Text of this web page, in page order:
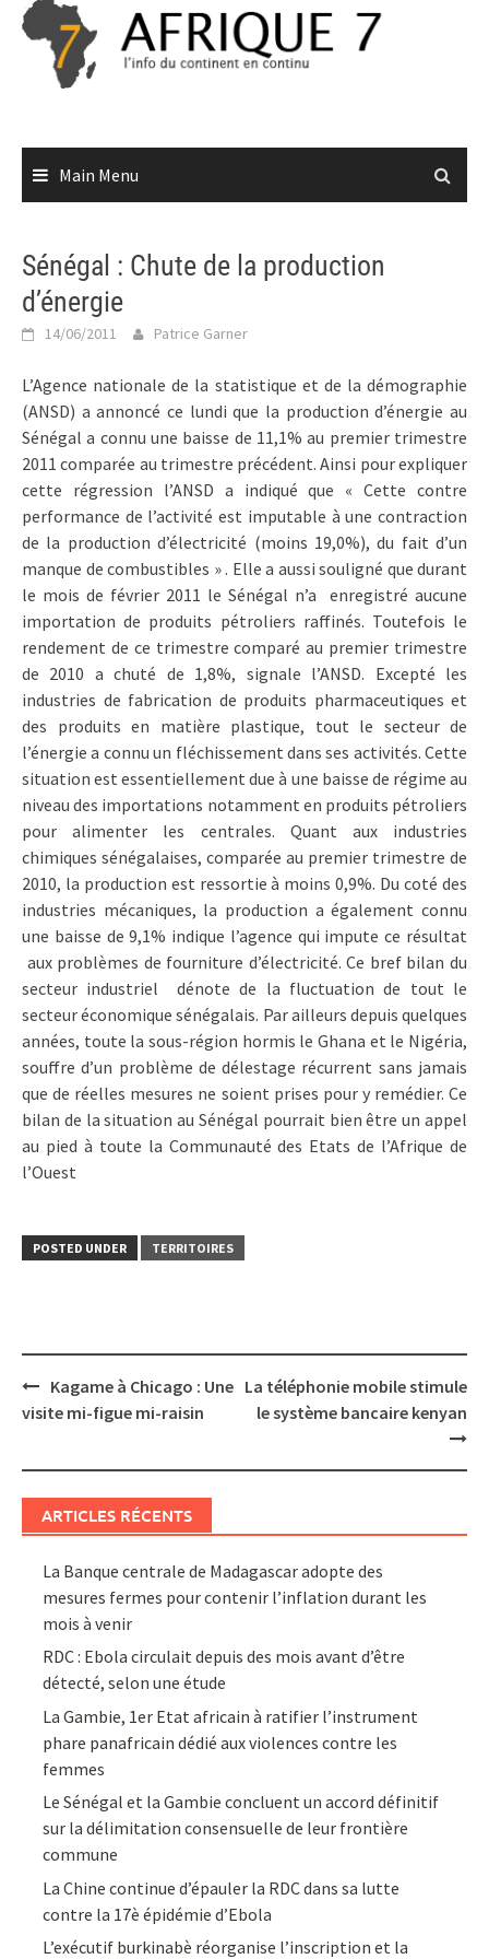
Skip
content
Main Menu
Sénégal : Chute de la production
d’énergie
14/06/2011 Patrice Garner
L’Agence nationale de la statistique et de la démographie
(ANSD) a annoncé ce lundi que la production d’énergie au
Sénégal a connu une baisse de 11,1% au premier trimestre
2011 comparée au trimestre précédent. Ainsi pour expliquer
cette régression l’ANSD a indiqué que « Cette contre
performance de l’activité est imputable à une contraction
de la production d’électricité (moins 19,0%), du fait d’un
manque de combustibles » . Elle a aussi souligné que durant
le mois de février 2011 le Sénégal n’a enregistré aucune
importation de produits pétroliers raffinés. Toutefois le
rendement de ce trimestre comparé au premier trimestre
de 2010 a chuté de 1,8%, signale l’ANSD. Excepté les
industries de fabrication de produits pharmaceutiques et
des produits en matière plastique, tout le secteur de
l’énergie a connu un fléchissement dans ses activités. Cette
situation est essentiellement due à une baisse de régime au
niveau des importations notamment en produits pétroliers
pour alimenter les centrales. Quant aux industries
chimiques sénégalaises, comparée au premier trimestre de
2010, la production est ressortie à moins 0,9%. Du coté des
industries mécaniques, la production a également connu
une baisse de 9,1% indique l’agence qui impute ce résultat
aux problèmes de fourniture d’électricité. Ce bref bilan du
secteur industriel dénote de la fluctuation de tout le
secteur économique sénégalais. Par ailleurs depuis quelques
années, toute la sous-région hormis le Ghana et le Nigéria,
souffre d’un problème de délestage récurrent sans jamais
que de réelles mesures ne soient prises pour y remédier. Ce
bilan de la situation au Sénégal pourrait bien être un appel
au pied à toute la Communauté des Etats de l’Afrique de
l’Ouest
POSTED UNDER TERRITOIRES
Post
navigation
Kagame à Chicago : Une
visite mi-figue mi-raisin
La téléphonie mobile stimule
le système bancaire kenyan
ARTICLES RÉCENTS
La Banque centrale de Madagascar adopte des
mesures fermes pour contenir l’inflation durant les
mois à venir
RDC : Ebola circulait depuis des mois avant d’être
détecté, selon une étude
La Gambie, 1er Etat africain à ratifier l’instrument
phare panafricain dédié aux violences contre les
femmes
Le Sénégal et la Gambie concluent un accord définitif
sur la délimitation consensuelle de leur frontière
commune
La Chine continue d’épauler la RDC dans sa lutte
contre la 17è épidémie d’Ebola
L’exécutif burkinabè réorganise l’inscription et la